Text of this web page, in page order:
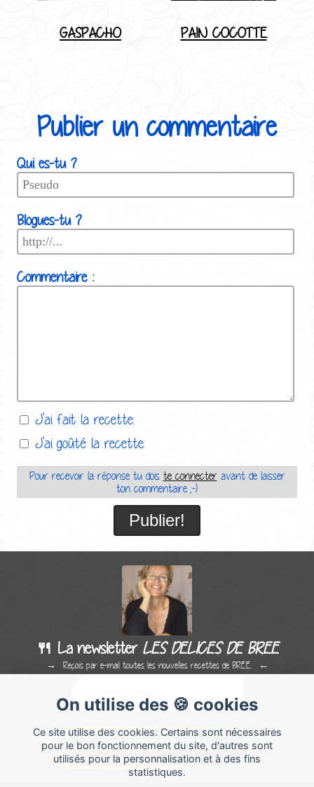
GASPACHO PAIN COCOTTE
Publier un commentaire
Qui es-tu ?
Blogues-tu ?
Commentaire :
J'ai fait la recette.
J'ai goûté la recette.
Pour recevoir la réponse tu dois te connecter avant de laisser
ton commentaire ;-)
On utilise des 🍪 cookies
Ce site utilise des cookies. Certains sont nécessaires
pour le bon fonctionnement du site, d'autres sont
utilisés pour la personnalisation et à des fins
statistiques.
🍴 La newsletter LES DELICES DE BREE
Reçois par e-mail toutes les nouvelles recettes de BREE.